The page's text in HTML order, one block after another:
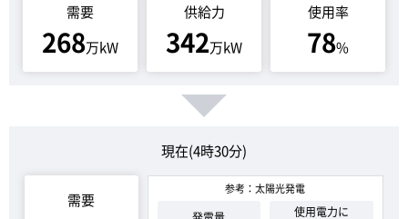
需要
268万kW
供給力
342万kW
使用率
78%
現在(4時30分)
需要
参考：太陽光発電
使用電力に